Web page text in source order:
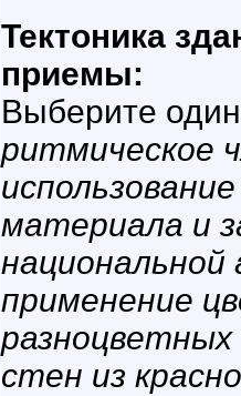
Тектоника
приемы:
Выберите
ритмическое
материала и
применение
стен из